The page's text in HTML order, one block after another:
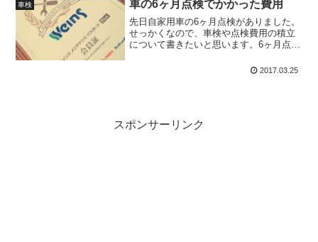
費も重荷です。ちょうど来...
車検 車の6ヶ月点検でかかった費用
先日自家用車の6ヶ月点検がありました。
せっかくなので、車検や点検費用の積立
について書きたいと思います。6ヶ月点検
パスポートPlusについて前回の車検時に
2017.03.25
スポンサーリンク